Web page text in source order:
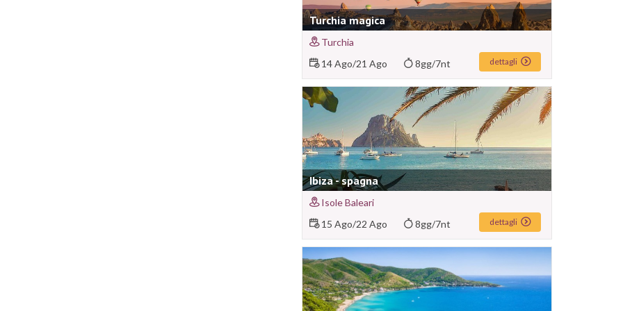
Turchia magica
Turchia
14 Ago/21 Ago 8gg/7nt dettagli
Ibiza - spagna
Isole Baleari
15 Ago/22 Ago 8gg/7nt dettagli